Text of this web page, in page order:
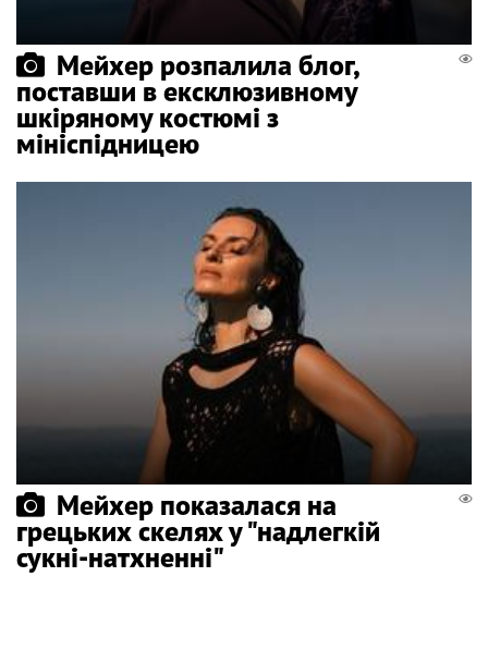
Мейхер розпалила блог,
поставши в ексклюзивному
шкіряному костюмі з
мініспідницею
Мейхер показалася на
грецьких скелях у "надлегкій
сукні-натхненні"